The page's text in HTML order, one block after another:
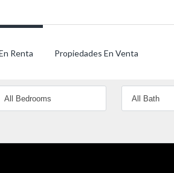
Renta Propiedades En Venta